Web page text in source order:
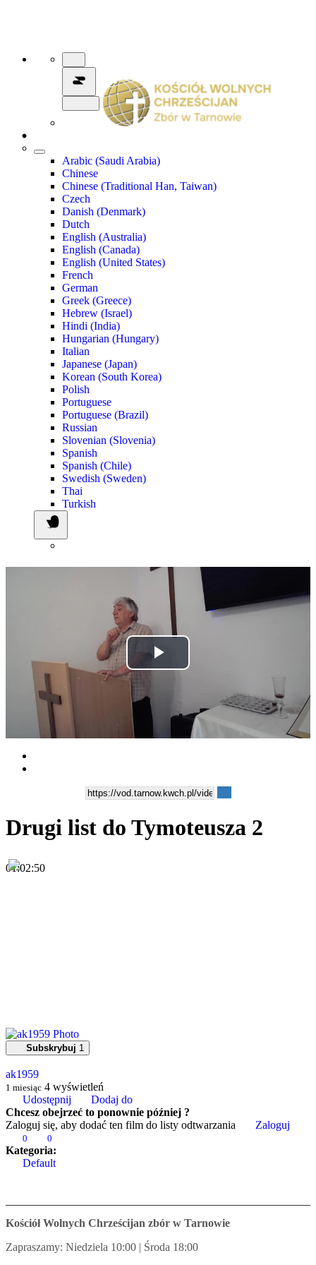
Arabic (Saudi Arabia)
Chinese
Chinese (Traditional Han, Taiwan)
Czech
Danish (Denmark)
Dutch
English (Australia)
English (Canada)
English (United States)
French
German
Greek (Greece)
Hebrew (Israel)
Hindi (India)
Hungarian (Hungary)
Italian
Japanese (Japan)
Korean (South Korea)
Polish
Portuguese
Portuguese (Brazil)
Russian
Slovenian (Slovenia)
Spanish
Spanish (Chile)
Swedish (Sweden)
Thai
Turkish
Play
Drugi list do Tymoteusza 2
01:02:50
Subskrybuj 1
ak1959
1 miesiąc 4 wyświetleń
Udostępnij
Dodaj do
Chcesz obejrzeć to ponownie później ?
Zaloguj się, aby dodać ten film do listy odtwarzania
Zaloguj
0 0
Kategoria:
Default
Kościół Wolnych Chrześcijan zbór w Tarnowie
Zapraszamy: Niedziela 10:00 | Środa 18:00